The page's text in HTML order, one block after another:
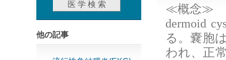
≪概念≫
dermoid
る。嚢胞
われ、正
他の記事